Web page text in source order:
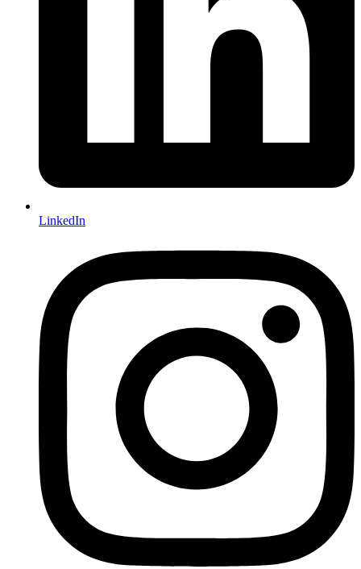
LinkedIn